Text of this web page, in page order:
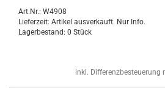
Art.Nr.: W4908
Lieferzeit: Artikel ausverkauft. Nur Info.
Lagerbestand: 0 Stück
inkl. Differenzbesteuerung